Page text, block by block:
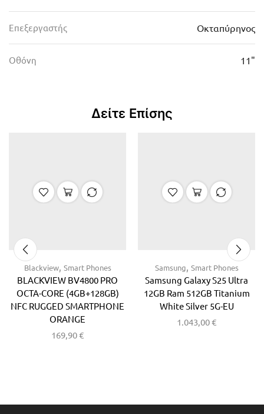
Επεξεργαστής Οκταπύρηνος
Οθόνη 11"
Δείτε Επίσης
Blackview, Smart Phones
BLACKVIEW BV4800 PRO
OCTA-CORE (4GB+128GB)
NFC RUGGED SMARTPHONE
ORANGE
169,90€
Samsung, Smart Phones
Samsung Galaxy S25 Ultra
12GB Ram 512GB Titanium
White Silver 5G-EU
1.043,00€